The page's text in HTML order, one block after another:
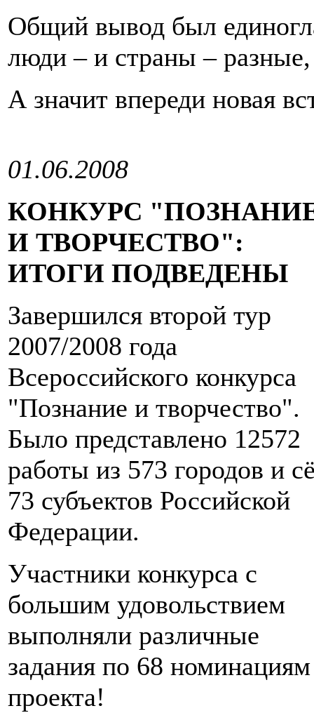
Общий вывод был
люди – и страны – разные,
А значит впереди новая
01.06.2008
КОНКУРС
И ТВОРЧЕСТВО":
ИТОГИ ПОДВЕДЕНЫ
Завершился второй тур
2007/2008 года
Всероссийского конкурса
"Познание и творчество".
Было представлено 12572
работы из 573 городов и
73 субъектов Российской
Федерации.
Участники конкурса с
большим удовольствием
выполняли различные
задания по 68 номинациям
проекта!